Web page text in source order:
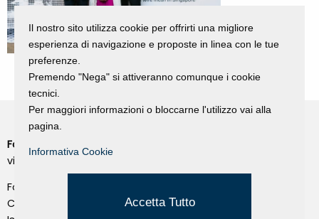
Fondazione Dino Zoli
viale Bologna 288, Forlì
Fondo dot. euro 285.000 i.v.
CF e P.IVA 03692820404
Privacy Policy
Il nostro sito utilizza cookie per offrirti una migliore
esperienza di navigazione e proposte in linea con le tue
preferenze.
Premendo "Nega" si attiveranno comunque i cookie
tecnici.
Per maggiori informazioni o bloccarne l'utilizzo vai alla
pagina.
Informativa Cookie
Accetta Tutto